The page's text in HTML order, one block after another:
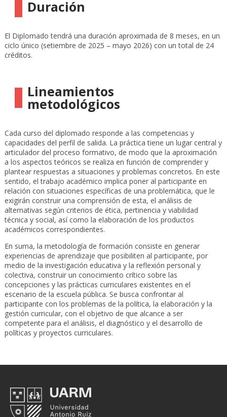
Duración
El Diplomado tendrá una duración aproximada de 8 meses, en un
ciclo único (setiembre de 2025 – mayo 2026) con un total de 24
créditos.
Lineamientos
metodológicos
Cada curso del diplomado responde a las competencias y
capacidades del perfil de salida. La práctica tiene un lugar central y
articulador del proceso formativo, de modo que la aproximación
a los aspectos teóricos se realiza en función de comprender y
plantear respuestas a situaciones y problemas concretos. En este
sentido, el trabajo académico implica poner al participante en
relación con situaciones específicas de una problemática, que le
exigirán construir una comprensión de esta, el análisis de
alternativas según criterios de ética, pertinencia y viabilidad
técnica y social, así como la elaboración de los productos
académicos correspondientes.
En suma, la metodología de formación consiste en generar
experiencias de aprendizaje que posibiliten al participante, por
medio de la investigación educativa y la reflexión personal y
colectiva, construir un conocimiento crítico sobre las
concepciones y las prácticas curriculares existentes en el
escenario de la escuela pública. Se busca confrontar al
participante con los problemas de la política, la elaboración y la
gestión curricular, con el objetivo de que alcance a ser
competente para el análisis, el diagnóstico y el desarrollo de
políticas y proyectos curriculares.